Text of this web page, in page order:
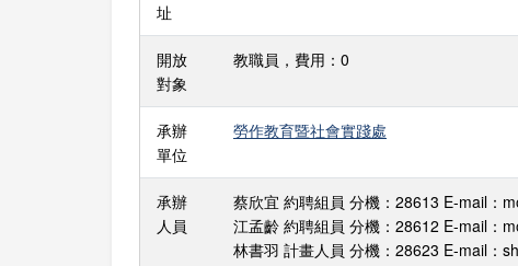
址
開放
對象
教職員，費用：0
承辦
單位
勞作教育暨社會實踐處
承辦
人員
蔡欣宜 約聘組員 分機：28613 E-mail：
江孟齡 約聘組員 分機：28612 E-mail：
林書羽 計畫人員 分機：28623 E-mail：